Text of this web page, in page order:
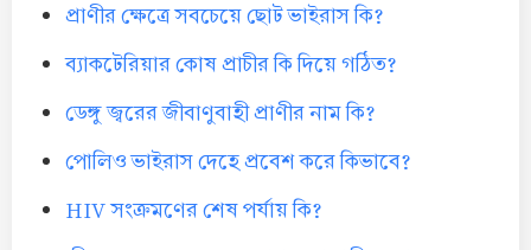
প্রাণীর ক্ষেত্রে সবচেয়ে ছোট ভাইরাস কি?
ব্যাকটেরিয়ার কোষ প্রাচীর কি দিয়ে গঠিত?
ডেঙ্গু জ্বরের জীবাণুবাহী প্রাণীর নাম কি?
পোলিও ভাইরাস দেহে প্রবেশ করে কিভাবে?
HIV সংক্রমণের শেষ পর্যায় কি?